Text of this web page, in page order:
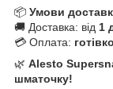
📦 Умови
🚚 Доставка: від 1
💳 Оплата:
🌿 Alesto
шматочку!